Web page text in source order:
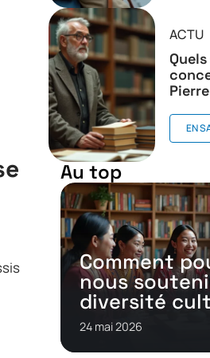
ACTU
EN
Au top
Comment
nous
diversité
24 mai 2026